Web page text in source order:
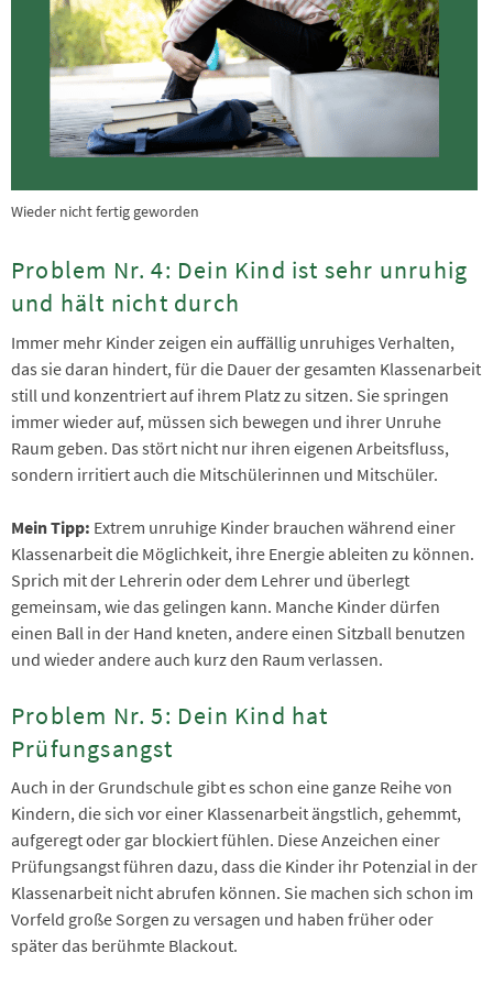
Wieder nicht fertig geworden
Problem Nr. 4: Dein Kind ist sehr unruhig
und hält nicht durch
Immer mehr Kinder zeigen ein auffällig unruhiges Verhalten,
das sie daran hindert, für die Dauer der gesamten Klassenarbeit
still und konzentriert auf ihrem Platz zu sitzen. Sie springen
immer wieder auf, müssen sich bewegen und ihrer Unruhe
Raum geben. Das stört nicht nur ihren eigenen Arbeitsfluss,
sondern irritiert auch die Mitschülerinnen und Mitschüler.
Mein Tipp: Extrem unruhige Kinder brauchen während einer
Klassenarbeit die Möglichkeit, ihre Energie ableiten zu können.
Sprich mit der Lehrerin oder dem Lehrer und überlegt
gemeinsam, wie das gelingen kann. Manche Kinder dürfen
einen Ball in der Hand kneten, andere einen Sitzball benutzen
und wieder andere auch kurz den Raum verlassen.
Problem Nr. 5: Dein Kind hat
Prüfungsangst
Auch in der Grundschule gibt es schon eine ganze Reihe von
Kindern, die sich vor einer Klassenarbeit ängstlich, gehemmt,
aufgeregt oder gar blockiert fühlen. Diese Anzeichen einer
Prüfungsangst führen dazu, dass die Kinder ihr Potenzial in der
Klassenarbeit nicht abrufen können. Sie machen sich schon im
Vorfeld große Sorgen zu versagen und haben früher oder
später das berühmte Blackout.